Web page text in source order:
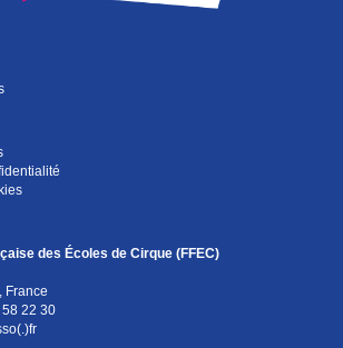
des Écoles de Cirque (FFEC)
France
22 30